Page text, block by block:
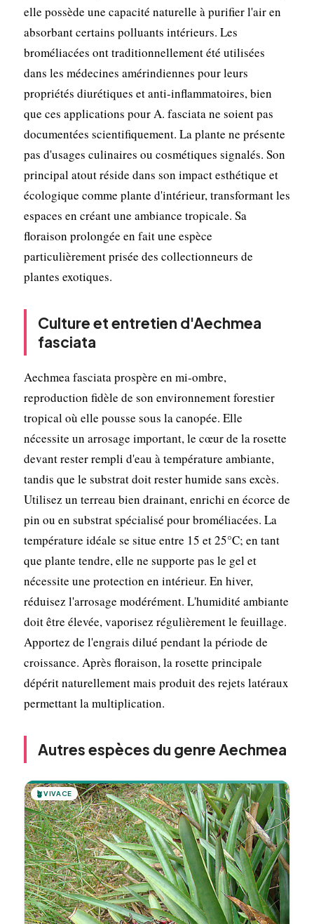
elle possède une capacité naturelle à purifier l'air en
absorbant certains polluants intérieurs. Les
broméliacées ont traditionnellement été utilisées
dans les médecines amérindiennes pour leurs
propriétés diurétiques et anti-inflammatoires, bien
que ces applications pour A. fasciata ne soient pas
documentées scientifiquement. La plante ne présente
pas d'usages culinaires ou cosmétiques signalés. Son
principal atout réside dans son impact esthétique et
écologique comme plante d'intérieur, transformant les
espaces en créant une ambiance tropicale. Sa
floraison prolongée en fait une espèce
particulièrement prisée des collectionneurs de
plantes exotiques.
Culture et entretien d'Aechmea
fasciata
Aechmea fasciata prospère en mi-ombre,
reproduction fidèle de son environnement forestier
tropical où elle pousse sous la canopée. Elle
nécessite un arrosage important, le cœur de la rosette
devant rester rempli d'eau à température ambiante,
tandis que le substrat doit rester humide sans excès.
Utilisez un terreau bien drainant, enrichi en écorce de
pin ou en substrat spécialisé pour broméliacées. La
température idéale se situe entre 15 et 25°C; en tant
que plante tendre, elle ne supporte pas le gel et
nécessite une protection en intérieur. En hiver,
réduisez l'arrosage modérément. L'humidité ambiante
doit être élevée, vaporisez régulièrement le feuillage.
Apportez de l'engrais dilué pendant la période de
croissance. Après floraison, la rosette principale
dépérit naturellement mais produit des rejets latéraux
permettant la multiplication.
Autres espèces du genre Aechmea
🪴VIVACE